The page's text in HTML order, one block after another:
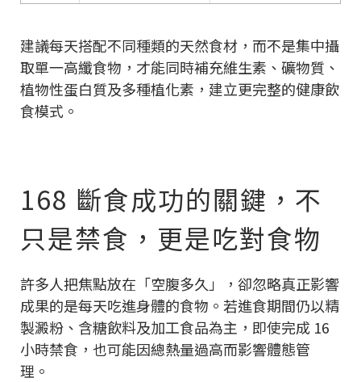
建議每天搭配不同種類的天然食材，而不是集中攝
取單一高纖食物，才能同時補充維生素、礦物質、
植物性蛋白質及多種植化素，建立更完整的健康飲
食模式。
168 斷食成功的關鍵，不
只是禁食，更是吃對食物
許多人把焦點放在「空腹多久」，卻忽略真正影響
成果的是每天吃進身體的食物。若進食期間仍以精
製澱粉、含糖飲料及加工食品為主，即使完成 16
小時禁食，也可能因總熱量過高而影響體態管
理。